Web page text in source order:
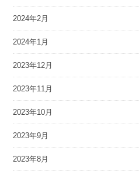
2024年2月
2024年1月
2023年12月
2023年11月
2023年10月
2023年9月
2023年8月